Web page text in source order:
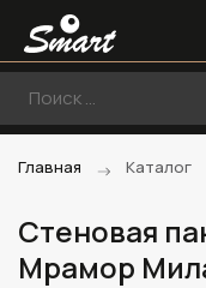
Главная Каталог
Стеновая
Мрамор